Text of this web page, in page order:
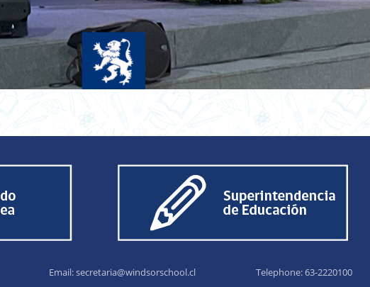
Email:secretaria@windsorschool.cl Telephone: 63-2220100